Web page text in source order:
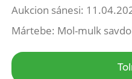
Aukcion sánesi:
Mártebe: Mol-mulk